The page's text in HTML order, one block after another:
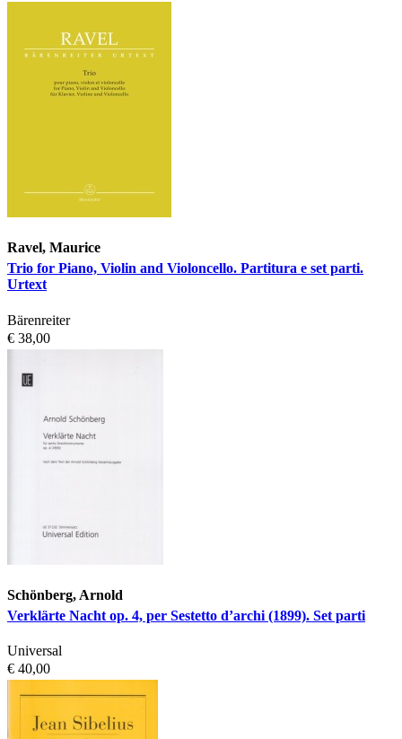
Ravel, Maurice
Trio for Piano, Violin and Violoncello. Partitura e set parti.
Urtext
Bärenreiter
€ 38,00
Schönberg, Arnold
Verklärte Nacht op. 4, per Sestetto d’archi (1899). Set parti
Universal
€ 40,00